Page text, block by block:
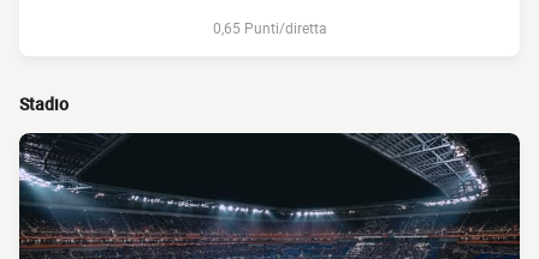
0,65 Punti/diretta
Stadio